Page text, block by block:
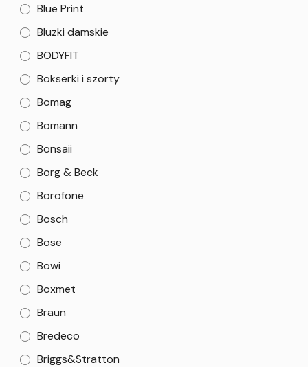
Blue Print
Bluzki damskie
BODYFIT
Bokserki i szorty
Bomag
Bomann
Bonsaii
Borg & Beck
Borofone
Bosch
Bose
Bowi
Boxmet
Braun
Bredeco
Briggs&Stratton